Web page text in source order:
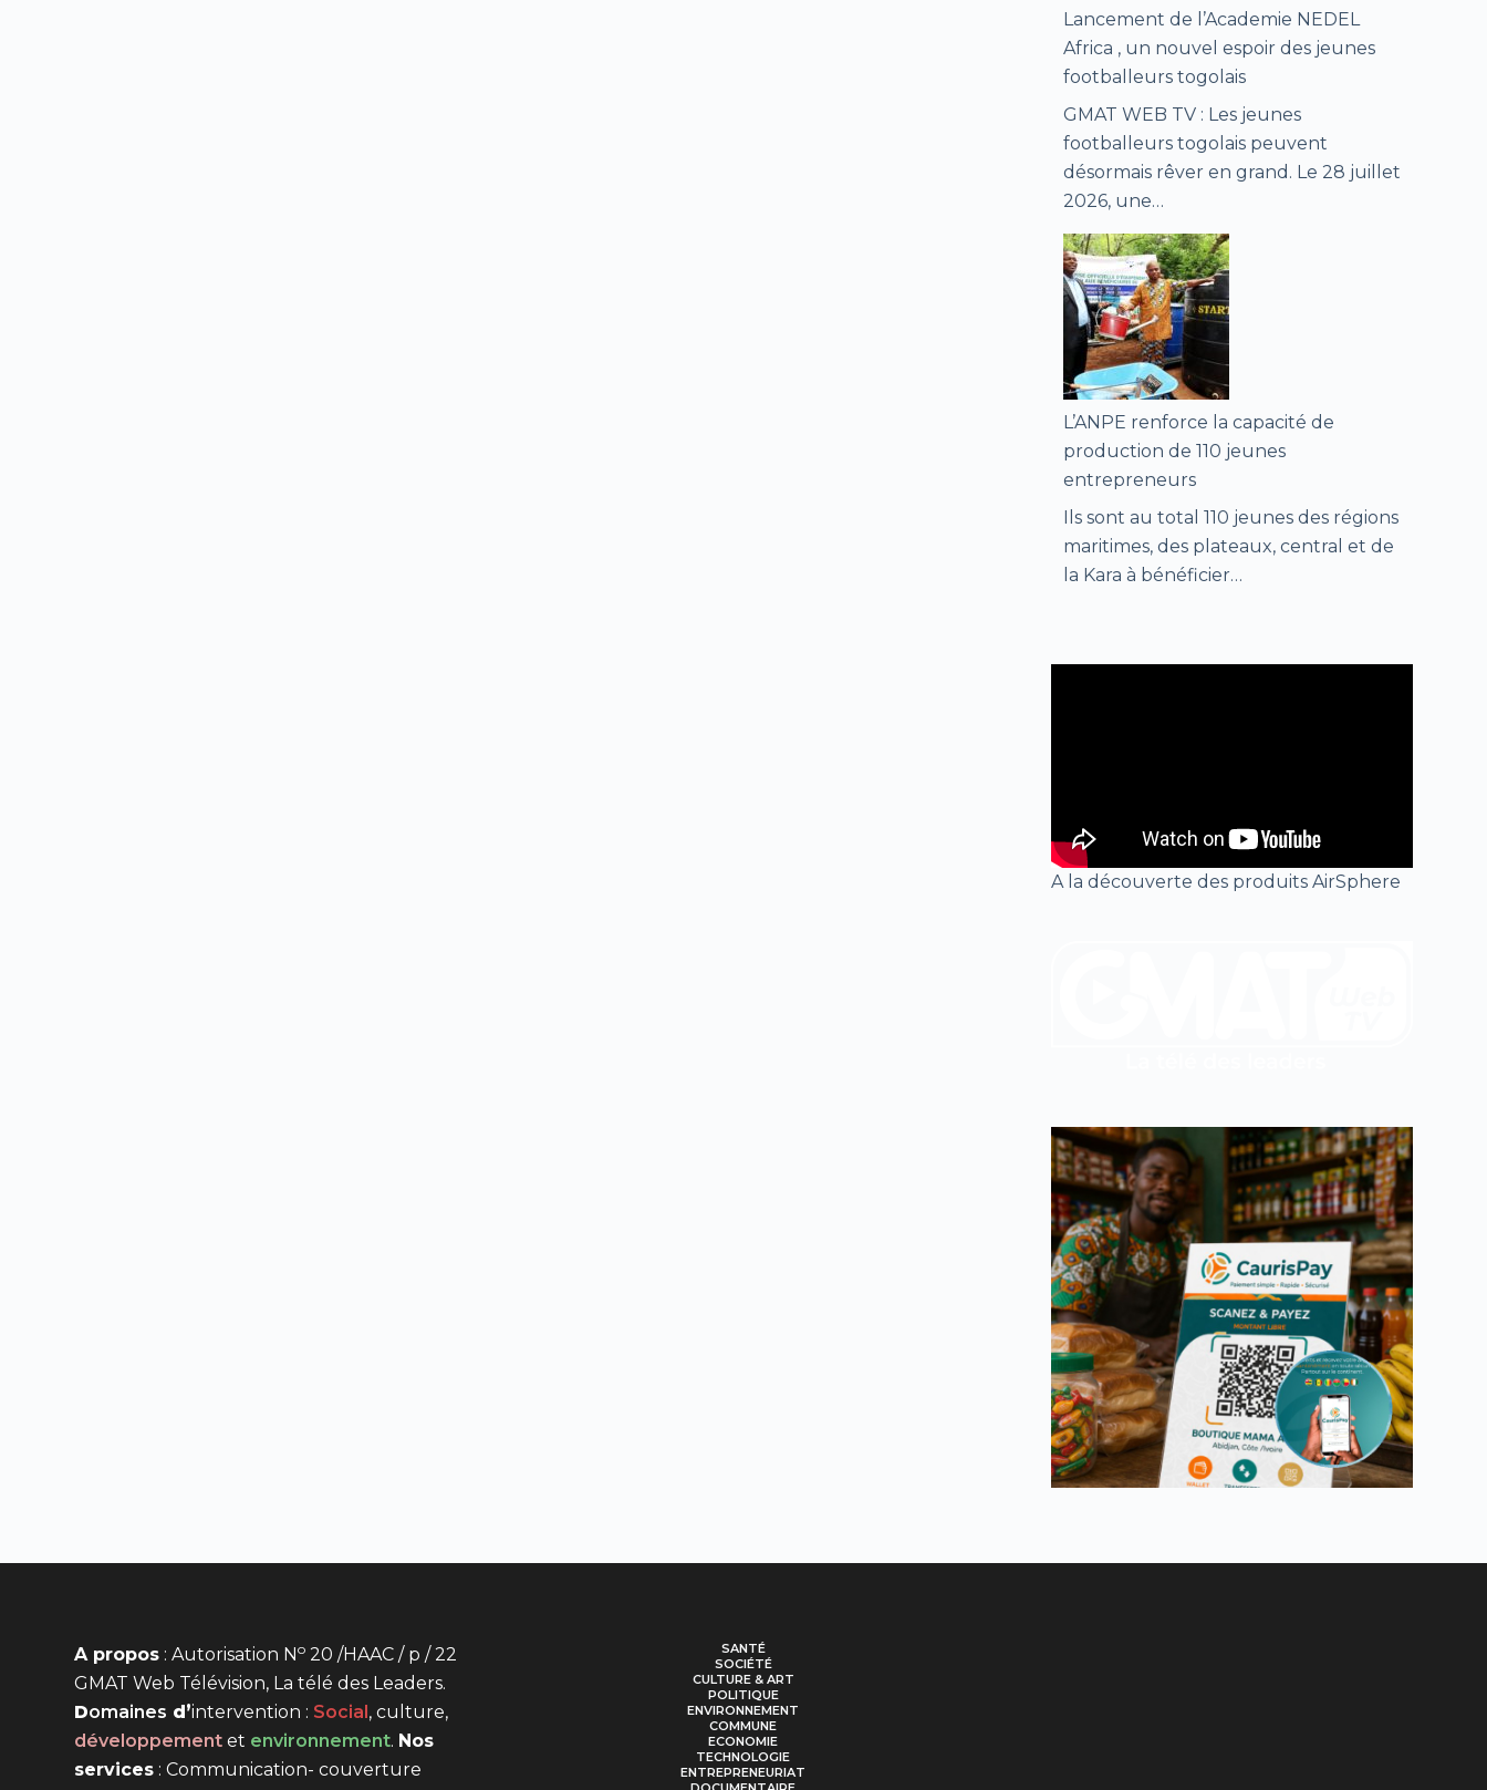
Lancement de l’Academie NEDEL
Africa , un nouvel espoir des jeunes
footballeurs togolais
GMAT WEB TV : Les jeunes
footballeurs togolais peuvent
désormais rêver en grand. Le 28 juillet
2026, une…
L’ANPE renforce la capacité de
production de 110 jeunes
entrepreneurs
Ils sont au total 110 jeunes des régions
maritimes, des plateaux, central et de
la Kara à bénéficier…
A la découverte des produits AirSphere
A propos : Autorisation No 20 /HAAC / p / 22
GMAT Web Télévision, La télé des Leaders.
Domaines d’intervention : Social , culture,
développement et environnement. Nos
services : Communication- couverture
SANTÉ
SOCIÉTÉ
CULTURE & ART
POLITIQUE
ENVIRONNEMENT
COMMUNE
ECONOMIE
TECHNOLOGIE
ENTREPRENEURIAT